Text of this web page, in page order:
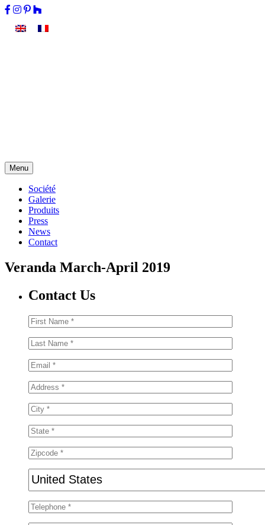
Menu
Société
Galerie
Produits
Press
News
Contact
Veranda March-April 2019
Contact Us